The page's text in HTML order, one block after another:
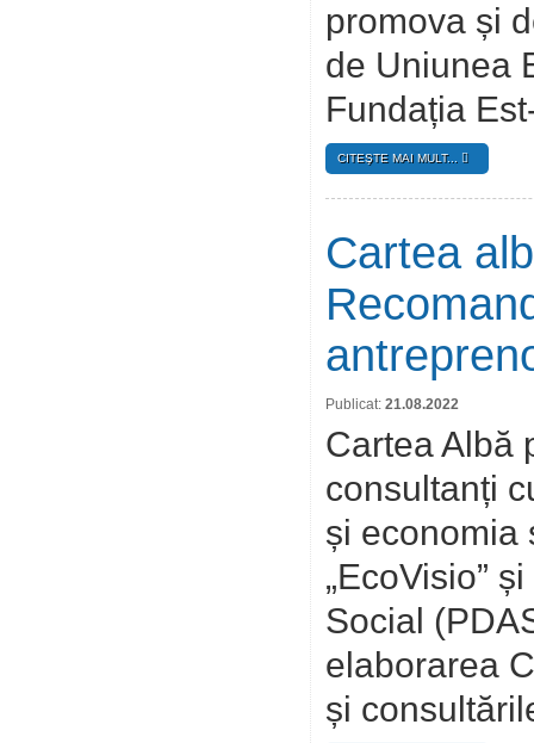
promova și
de Uniunea
Fundația
CITEŞTE MAI MULT...
Cartea
Publicat: 21.08.2022
Cartea Albă
consultanți
și economia
„EcoVisio”
Social
elaborarea
și